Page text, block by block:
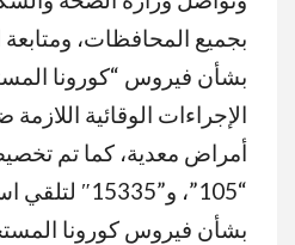
بجميع المحافظات، ومتابعة
بشأن فيروس “كورونا
الإجراءات الوقائية
أمراض معدية، كما تم
“105”،
بشأن فيروس كورونا